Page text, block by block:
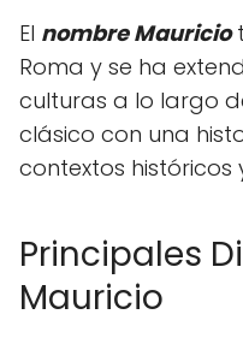
El nombre Mauricio
Roma y se ha
culturas a lo largo
clásico con una
contextos históricos
Principales
Mauricio